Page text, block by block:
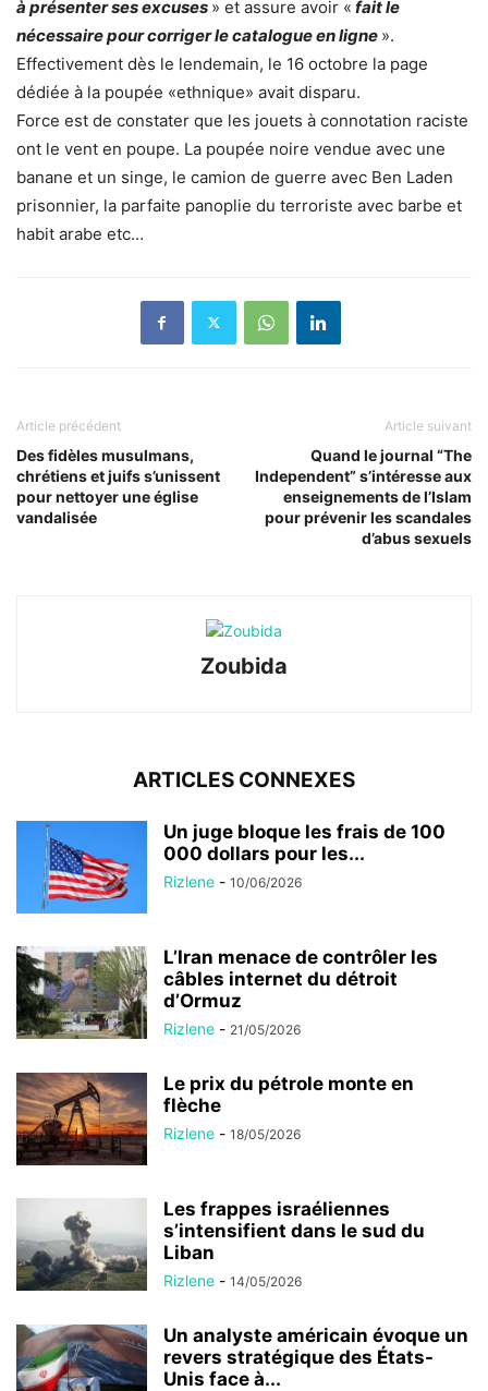
à présenter ses excuses » et assure avoir « fait le
nécessaire pour corriger le catalogue en ligne ».
Effectivement dès le lendemain, le 16 octobre la page
dédiée à la poupée «ethnique» avait disparu.
Force est de constater que les jouets à connotation raciste
ont le vent en poupe. La poupée noire vendue avec une
banane et un singe, le camion de guerre avec Ben Laden
prisonnier, la parfaite panoplie du terroriste avec barbe et
habit arabe etc…
Article précédent
Des fidèles musulmans,
chrétiens et juifs s’unissent
pour nettoyer une église
vandalisée
Article suivant
Quand le journal “The
Independent” s’intéresse aux
enseignements de l’Islam
pour prévenir les scandales
d’abus sexuels
Zoubida
ARTICLES CONNEXES
Un juge bloque les frais de 100
000 dollars pour les...
Rizlene - 10/06/2026
L’Iran menace de contrôler les
câbles internet du détroit
d’Ormuz
Rizlene - 21/05/2026
Le prix du pétrole monte en
flèche
Rizlene - 18/05/2026
Les frappes israéliennes
s’intensifient dans le sud du
Liban
Rizlene - 14/05/2026
Un analyste américain évoque un
revers stratégique des États-
Unis face à...